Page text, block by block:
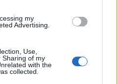
my
Advertising.
Use,
Sharing of my
with the
collected.